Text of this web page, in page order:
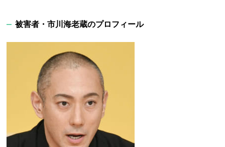
被害者・市川海老蔵のプロフィール